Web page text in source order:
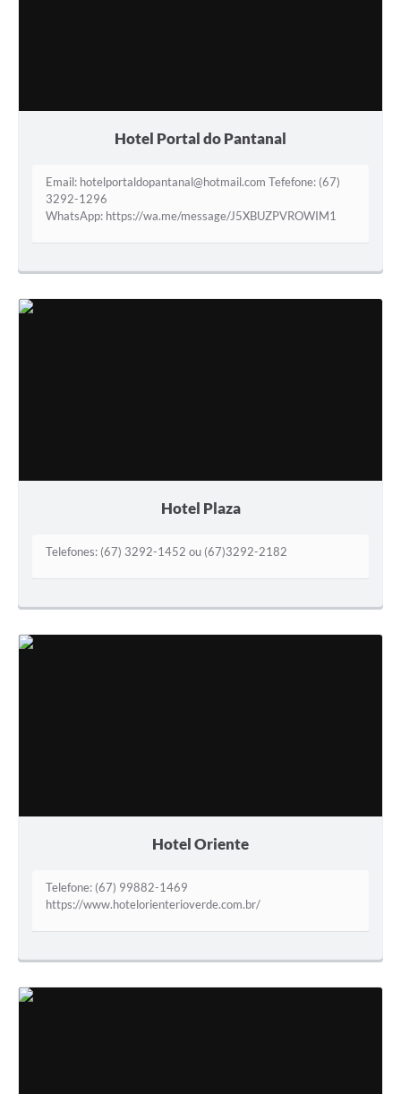
Hotel Portal do Pantanal
Email: hotelportaldopantanal@hotmail.com Tefefone: (67)
3292-1296
WhatsApp: https://wa.me/message/J5XBUZPVROWIM1
Hotel Plaza
Telefones: (67) 3292-1452 ou (67)3292-2182
Hotel Oriente
Telefone: (67) 99882-1469
https://www.hotelorienterioverde.com.br/